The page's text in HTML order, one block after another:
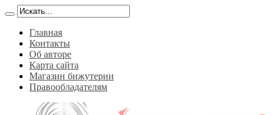
Главная
Контакты
Об авторе
Карта сайта
Магазин бижутерии
Правообладателям